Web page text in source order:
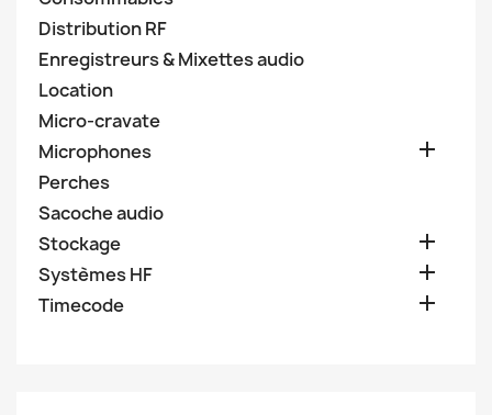
Distribution RF
Enregistreurs & Mixettes audio
Location
Micro-cravate
Microphones

Perches
Sacoche audio
Stockage

Systèmes HF 
Timecode 